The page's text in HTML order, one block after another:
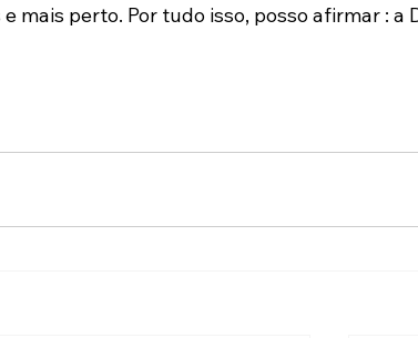
mais perto. Por tudo isso, posso afirmar : a